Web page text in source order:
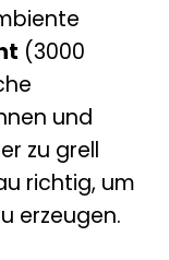
(3000
und
zu grell
richtig, um
erzeugen.